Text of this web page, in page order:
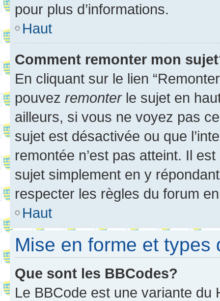
pour plus d’informations.
Haut
Comment remonter mon
En cliquant sur le lien
pouvez remonterle sujet en
ailleurs, si vous ne voyez pas
sujet est désactivée ou que
remontée n’est pas atteint. Il
sujet simplement en y
respecter les règles du forum
Haut
Mise en forme et types
Que sont les BBCodes?
Le BBCode est une variante du